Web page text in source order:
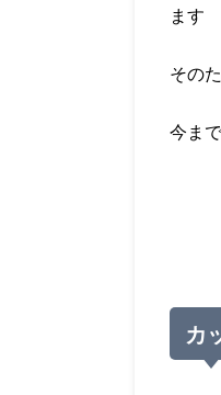
ます
その
今ま
カ